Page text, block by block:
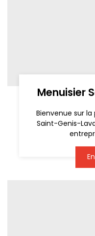
Menuisier
Bienvenue sur
Saint-Genis-